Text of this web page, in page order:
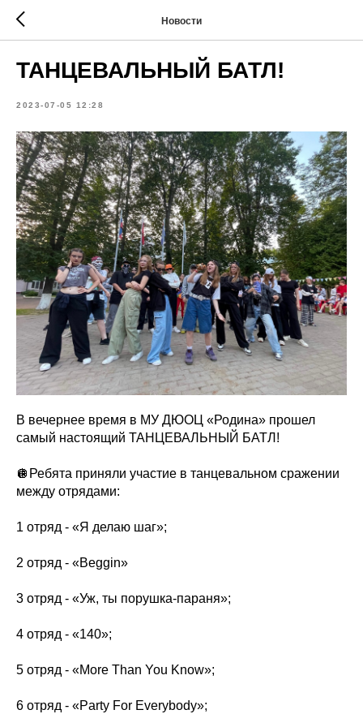
Новости
ТАНЦЕВАЛЬНЫЙ БАТЛ!
2023-07-05 12:28
В вечернее время в МУ ДЮОЦ «Родина» прошел
самый настоящий ТАНЦЕВАЛЬНЫЙ БАТЛ!
🪩Ребята приняли участие в танцевальном сражении
между отрядами:
1 отряд - «Я делаю шаг»;
2 отряд - «Beggin»
3 отряд - «Уж, ты порушка-параня»;
4 отряд - «140»;
5 отряд - «More Than You Know»;
6 отряд - «Party For Everybody»;